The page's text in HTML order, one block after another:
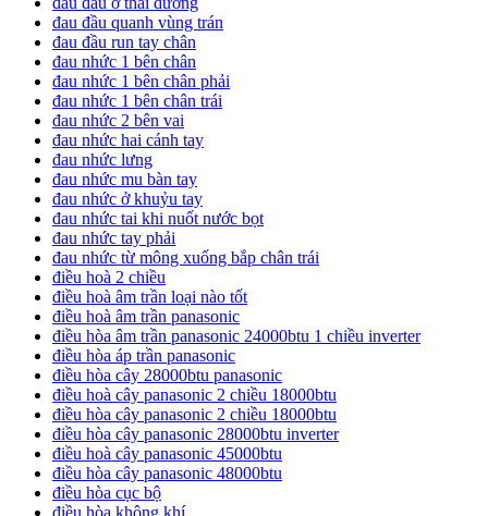
đau đầu quanh vùng trán
đau đầu run tay chân
đau nhức 1 bên chân
đau nhức 1 bên chân phải
đau nhức 1 bên chân trái
đau nhức 2 bên vai
đau nhức hai cánh tay
đau nhức lưng
đau nhức mu bàn tay
đau nhức ở khuỷu tay
đau nhức tai khi nuốt nước bọt
đau nhức tay phải
đau nhức từ mông xuống bắp chân trái
điều hoà 2 chiều
điều hoà âm trần loại nào tốt
điều hoà âm trần panasonic
điều hòa âm trần panasonic 24000btu 1 chiều inverter
điều hòa áp trần panasonic
điều hòa cây 28000btu panasonic
điều hoà cây panasonic 2 chiều 18000btu
điều hòa cây panasonic 2 chiều 18000btu
điều hòa cây panasonic 28000btu inverter
điều hoà cây panasonic 45000btu
điều hòa cây panasonic 48000btu
điều hòa cục bộ
điều hòa không khí